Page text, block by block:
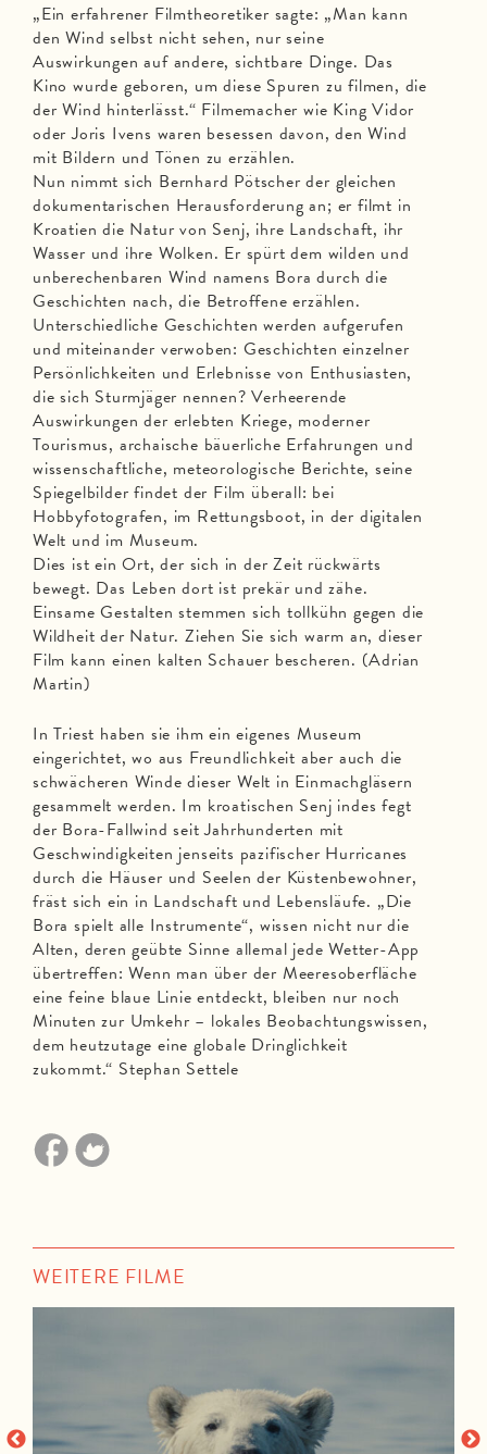
„Ein erfahrener Filmtheoretiker sagte: „Man kann
den Wind selbst nicht sehen, nur seine
Auswirkungen auf andere, sichtbare Dinge. Das
Kino wurde geboren, um diese Spuren zu filmen, die
der Wind hinterlässt.“ Filmemacher wie King Vidor
oder Joris Ivens waren besessen davon, den Wind
mit Bildern und Tönen zu erzählen.
Nun nimmt sich Bernhard Pötscher der gleichen
dokumentarischen Herausforderung an; er filmt in
Kroatien die Natur von Senj, ihre Landschaft, ihr
Wasser und ihre Wolken. Er spürt dem wilden und
unberechenbaren Wind namens Bora durch die
Geschichten nach, die Betroffene erzählen.
Unterschiedliche Geschichten werden aufgerufen
und miteinander verwoben: Geschichten einzelner
Persönlichkeiten und Erlebnisse von Enthusiasten,
die sich Sturmjäger nennen? Verheerende
Auswirkungen der erlebten Kriege, moderner
Tourismus, archaische bäuerliche Erfahrungen und
wissenschaftliche, meteorologische Berichte, seine
Spiegelbilder findet der Film überall: bei
Hobbyfotografen, im Rettungsboot, in der digitalen
Welt und im Museum.
Dies ist ein Ort, der sich in der Zeit rückwärts
bewegt. Das Leben dort ist prekär und zähe.
Einsame Gestalten stemmen sich tollkühn gegen die
Wildheit der Natur. Ziehen Sie sich warm an, dieser
Film kann einen kalten Schauer bescheren. (Adrian
Martin)
In Triest haben sie ihm ein eigenes Museum
eingerichtet, wo aus Freundlichkeit aber auch die
schwächeren Winde dieser Welt in Einmachgläsern
gesammelt werden. Im kroatischen Senj indes fegt
der Bora-Fallwind seit Jahrhunderten mit
Geschwindigkeiten jenseits pazifischer Hurricanes
durch die Häuser und Seelen der Küstenbewohner,
fräst sich ein in Landschaft und Lebensläufe. „Die
Bora spielt alle Instrumente“, wissen nicht nur die
Alten, deren geübte Sinne allemal jede Wetter-App
übertreffen: Wenn man über der Meeresoberfläche
eine feine blaue Linie entdeckt, bleiben nur noch
Minuten zur Umkehr – lokales Beobachtungswissen,
dem heutzutage eine globale Dringlichkeit
zukommt.“ Stephan Settele
WEITERE FILME